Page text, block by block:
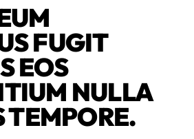
FUGIT
EOS
NULLA
TEMPORE.